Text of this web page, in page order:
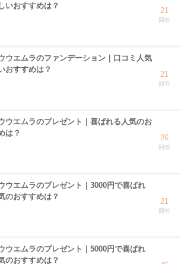
いおすすめは？
21
回答
ウエムラのファンデーション｜口コミ人気
おすすめは？
21
回答
ウエムラのプレゼント｜喜ばれる人気のお
は？
26
回答
ウエムラのプレゼント｜3000円で喜ばれ
のおすすめは？
21
回答
ウエムラのプレゼント｜5000円で喜ばれ
のおすすめは？